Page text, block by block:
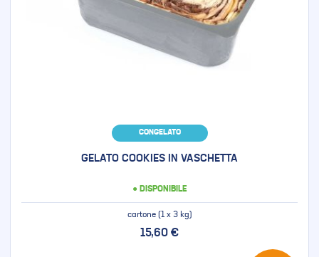
CONGELATO
GELATO COOKIES IN VASCHETTA
● DISPONIBILE
cartone (1 x 3 kg)
15,60 €